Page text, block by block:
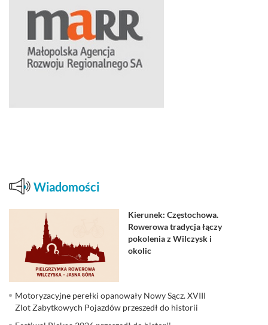
Wiadomości
Kierunek: Częstochowa.
Rowerowa tradycja łączy
pokolenia z Wilczysk i
okolic
Motoryzacyjne perełki opanowały Nowy Sącz. XVIII
Zlot Zabytkowych Pojazdów przeszedł do historii